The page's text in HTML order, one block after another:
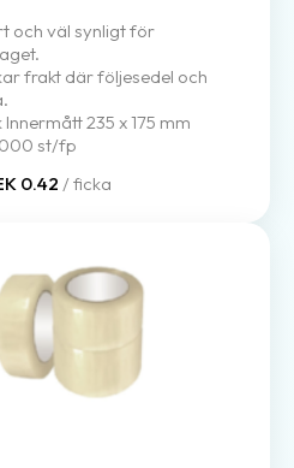
och väl synligt för
frakt där följesedel och
235 x 175 mm
st/fp
0.42 / ficka